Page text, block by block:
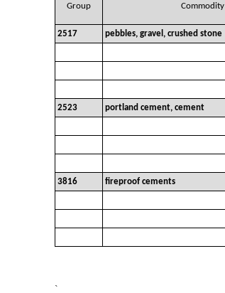
Group Commodity
2517
pebbles, gravel, crushed stone
2523
portland cement, cement
3816
fireproof cements
`